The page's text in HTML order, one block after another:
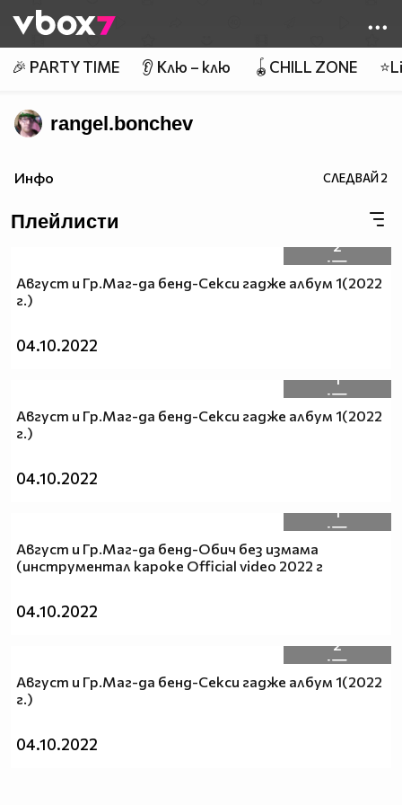
👾
🎉 PARTY TIME 👂 Клю – клю 🪀CHILL ZONE
rangel.bonchev
Инфо СЛЕДВАЙ2
Плейлисти
2
Август и Гр.Маг-да бенд-Секси гадже албум 1(2022
г.)
04.10.2022
1
Август и Гр.Маг-да бенд-Секси гадже албум 1(2022
г.)
04.10.2022
1
Август и Гр.Маг-да бенд-Обич без измама
(инструментал кароке Official video 2022 г
04.10.2022
2
Август и Гр.Маг-да бенд-Секси гадже албум 1(2022
г.)
04.10.2022